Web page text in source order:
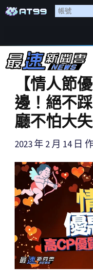
【情人節
邊！絕不
廳不怕大失
2023 年 2 月 14 日